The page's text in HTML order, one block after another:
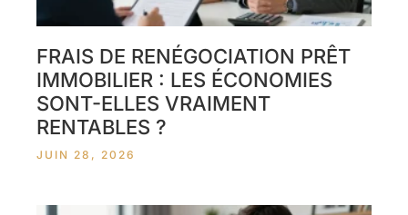
FRAIS DE RENÉGOCIATION PRÊT
IMMOBILIER : LES ÉCONOMIES
SONT-ELLES VRAIMENT
RENTABLES ?
JUIN 28, 2026